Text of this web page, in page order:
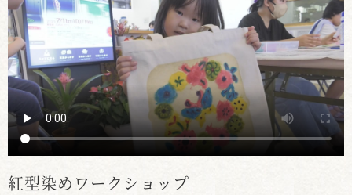
紅型染めワークショップ